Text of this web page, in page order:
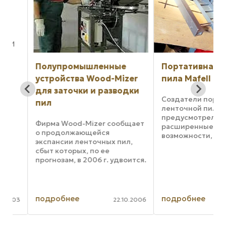
Полупромышленные
устройства Wood-Mizer
для заточки и разводки
пил
Фирма Wood-Mizer сообщает
о продолжающейся
экспансии ленточных пил,
сбыт которых, по ее
прогнозам, в 2006 г. удвоится.
по сварке ленточных пил
Wood-Mizer работают уже в
15 городах ...
подробнее 22.10.2006
Портативная
пила Mafell Z5Ec
Создатели
ленточной пилы
предусмотрели
расширенные
возможности,
компонентам им ...
подробнее